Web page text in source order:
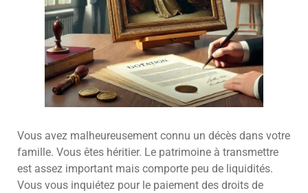
Vous avez malheureusement connu un décès dans votre
famille. Vous êtes héritier. Le patrimoine à transmettre
est assez important mais comporte peu de liquidités.
Vous vous inquiétez pour le paiement des droits de